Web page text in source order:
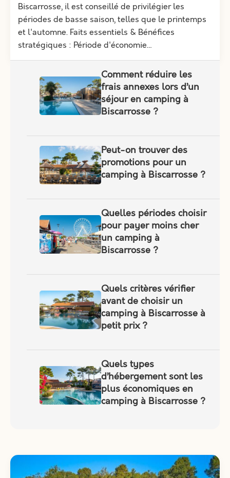
Biscarrosse, il est conseillé de privilégier les
périodes de basse saison, telles que le printemps
et l'automne. Faits essentiels & Bénéfices
stratégiques : Période d'économie…
Comment réduire les
frais annexes lors d’un
séjour en camping à
Biscarrosse ?
Peut-on trouver des
promotions pour un
camping à Biscarrosse ?
Quelles périodes choisir
pour payer moins cher
un camping à
Biscarrosse ?
Quels critères vérifier
avant de choisir un
camping à Biscarrosse à
petit prix ?
Quels types
d’hébergement sont les
plus économiques en
camping à Biscarrosse ?